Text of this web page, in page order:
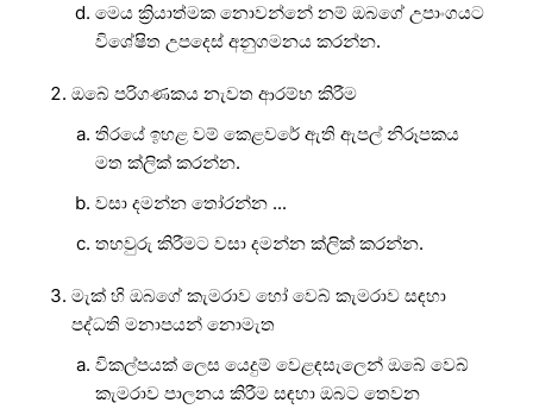
මෙය ක්‍රියාත්මක නොවන්නේ නම් ඔබගේ උපාංගයට
විශේෂිත උපදෙස් අනුගමනය කරන්න.
ඔබේ පරිගණකය නැවත ආරම්භ කිරීම
තිරයේ ඉහළ වම් කෙළවරේ ඇති ඇපල් නිරූපකය
මත ක්ලික් කරන්න.
වසා දමන්න තෝරන්න ...
තහවුරු කිරීමට වසා දමන්න ක්ලික් කරන්න.
මැක් හි ඔබගේ කැමරාව හෝ වෙබ් කැමරාව සඳහා
පද්ධති මනාපයන් නොමැත
විකල්පයක් ලෙස යෙදුම් වෙළඳසැලෙන් ඔබේ වෙබ්
කැමරාව පාලනය කිරීම සඳහා ඔබට තෙවන